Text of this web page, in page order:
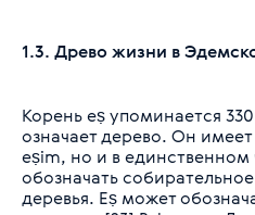
1.3. Древо жизни в
Кореньeṣупоминается
означает дерево. Он
eṣim, но и в
обозначать
деревья. Eṣ может